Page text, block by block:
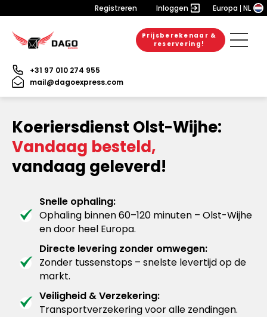
Registreren Inloggen Europa NL
Prijsberekenaar &
reservering!
+31 97 010 274 955
mail@dagoexpress.com
Koeriersdienst Olst-Wijhe:
Vandaag besteld,
vandaag geleverd!
Snelle ophaling:
Ophaling binnen 60–120 minuten – Olst-Wijhe
en door heel Europa.
Directe levering zonder omwegen:
Zonder tussenstops – snelste levertijd op de
markt.
Veiligheid & Verzekering:
Transportverzekering voor alle zendingen.